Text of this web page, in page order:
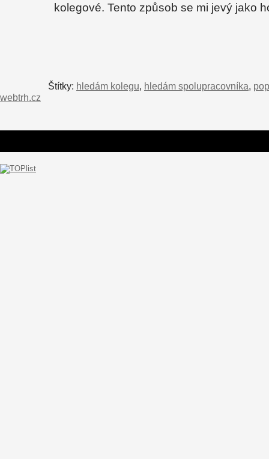
kolegové. Tento způsob se mi jevý jako
Štítky: hledám kolegu, hledám spolupracovníka,
webtrh.cz